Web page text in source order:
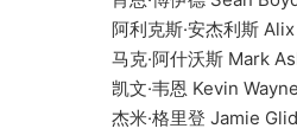
阿利克斯·安杰利斯 Alix
马克·阿什沃斯 Mark
凯文·韦恩 Kevin Wayne
杰米·格里登 Jamie